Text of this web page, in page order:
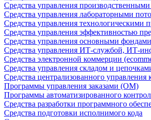
Средства управления
Средства управления лабораторными
Средства управления
Средства управления эффективностью
Средства управления основными
Средства управления ИТ-службой, ИТ-
Средства электронной коммерции
Средства управления складом и
Средства централизованного
Программы управления заказами (OM)
Программы автоматизированного
Средства разработки программного
Средства подготовки исполнимого кода